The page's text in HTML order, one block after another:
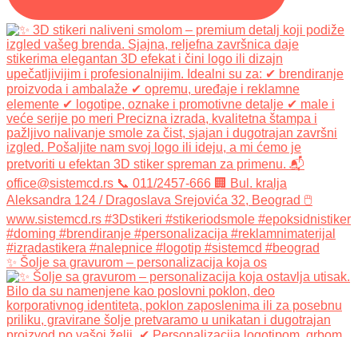
✨ Šolje sa gravurom – personalizacija koja os